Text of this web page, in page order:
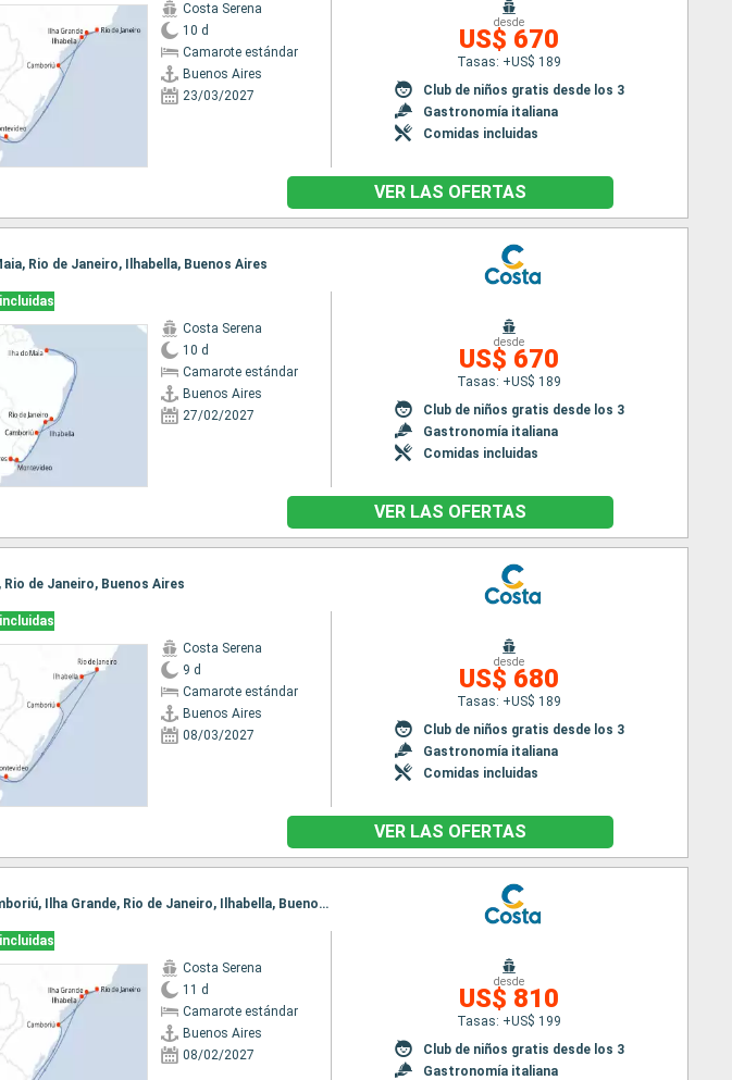
Costa Serena
10 d
Camarote estándar
Buenos Aires
23/03/2027
desde
US$ 670
Tasas: +US$ 189
Club de niños gratis desde los 3
Gastronomía italiana
Comidas incluidas
VER LAS OFERTAS
Rio de Janeiro, Ilhabella, Buenos Aires
Costa Serena
10 d
Camarote estándar
Buenos Aires
27/02/2027
desde
US$ 670
Tasas: +US$ 189
Club de niños gratis desde los 3
Gastronomía italiana
Comidas incluidas
VER LAS OFERTAS
de Janeiro, Buenos Aires
Costa Serena
9 d
Camarote estándar
Buenos Aires
08/03/2027
desde
US$ 680
Tasas: +US$ 189
Club de niños gratis desde los 3
Gastronomía italiana
Comidas incluidas
VER LAS OFERTAS
Itinerario : Buenos Aires, Montevideo, Punta del Este, Camboriú, Ilha Grande, Rio de Janeiro, Ilhabella, Buenos Aires
Costa Serena
11 d
Camarote estándar
Buenos Aires
08/02/2027
desde
US$ 810
Tasas: +US$ 199
Club de niños gratis desde los 3
Gastronomía italiana